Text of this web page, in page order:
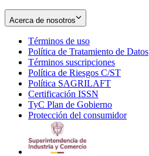
Acerca de nosotros
Términos de uso
in
new
window
Política de Tratamiento de Datos
Términos suscripciones
in
Política de Riesgos C/ST
Política SAGRILAFT
new
window
Certificación ISSN
in
new
TyC Plan de Gobierno
in
Protección del consumidorOpens